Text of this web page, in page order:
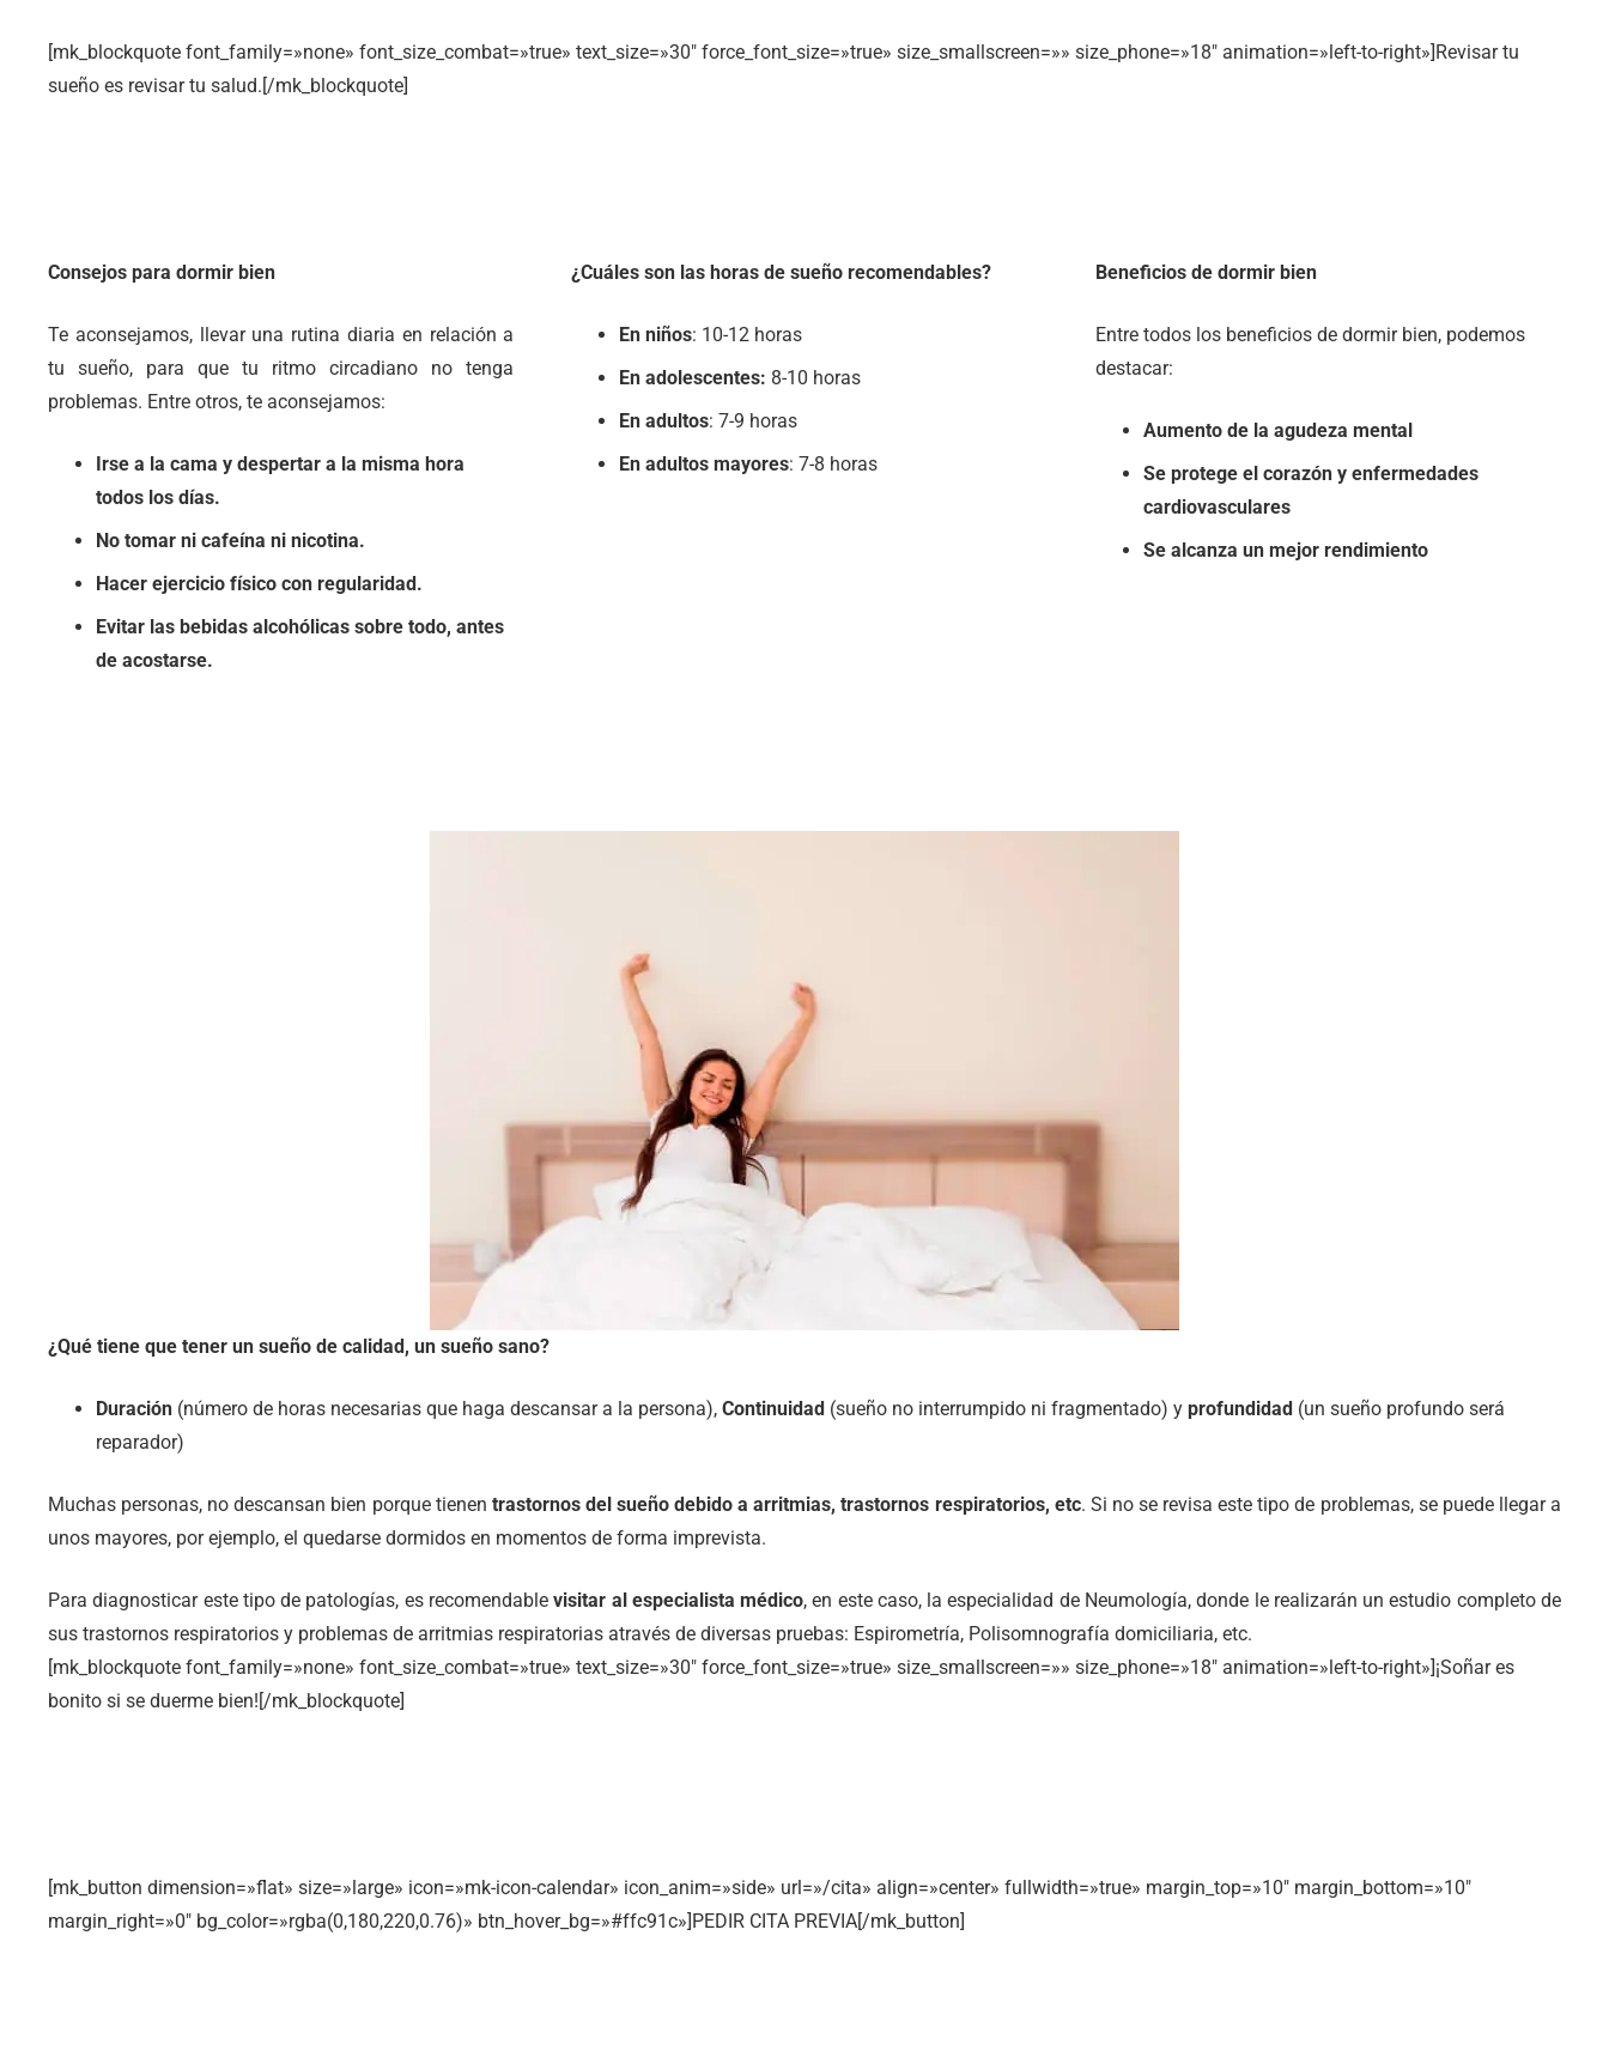
[mk_blockquote font_family=»none» font_size_combat=»true» text_size=»30″ force_font_size=»true» size_smallscreen=»» size_phone=»18″ animation=»left-to-right»]Revisar tu
sueño es revisar tu salud.[/mk_blockquote]
Consejos para dormir bien
Te aconsejamos, llevar una rutina diaria en relación a
tu sueño, para que tu ritmo circadiano no tenga
problemas. Entre otros, te aconsejamos:
Irse a la cama y despertar a la misma hora
todos los días.
No tomar ni cafeína ni nicotina.
Hacer ejercicio físico con regularidad.
Evitar las bebidas alcohólicas sobre todo, antes
de acostarse.
¿Cuáles son las horas de sueño recomendables?
En niños: 10-12 horas
En adolescentes: 8-10 horas
En adultos: 7-9 horas
En adultos mayores: 7-8 horas
Beneficios de dormir bien
Entre todos los beneficios de dormir bien, podemos
destacar:
Aumento de la agudeza mental
Se protege el corazón y enfermedades
cardiovasculares
Se alcanza un mejor rendimiento
¿Qué tiene que tener un sueño de calidad, un sueño sano?
Duración (número de horas necesarias que haga descansar a la persona), Continuidad (sueño no interrumpido ni fragmentado) y profundidad (un sueño profundo será
reparador)
Muchas personas, no descansan bien porque tienen trastornos del sueño debido a arritmias, trastornos respiratorios, etc. Si no se revisa este tipo de problemas, se puede llegar a
unos mayores, por ejemplo, el quedarse dormidos en momentos de forma imprevista.
Para diagnosticar este tipo de patologías, es recomendablevisitar al especialista médico, en este caso, la especialidad de Neumología, donde le realizarán un estudio completo de
sus trastornos respiratorios y problemas de arritmias respiratorias através de diversas pruebas: Espirometría, Polisomnografía domiciliaria, etc.
[mk_blockquote font_family=»none» font_size_combat=»true» text_size=»30″ force_font_size=»true» size_smallscreen=»» size_phone=»18″ animation=»left-to-right»]¡Soñar es
bonito si se duerme bien![/mk_blockquote]
[mk_button dimension=»flat» size=»large» icon=»mk-icon-calendar» icon_anim=»side» url=»/cita» align=»center» fullwidth=»true» margin_top=»10″ margin_bottom=»10″
margin_right=»0″ bg_color=»rgba(0,180,220,0.76)» btn_hover_bg=»#ffc91c»]PEDIR CITA PREVIA[/mk_button]